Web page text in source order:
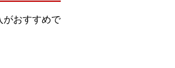
がおすすめで